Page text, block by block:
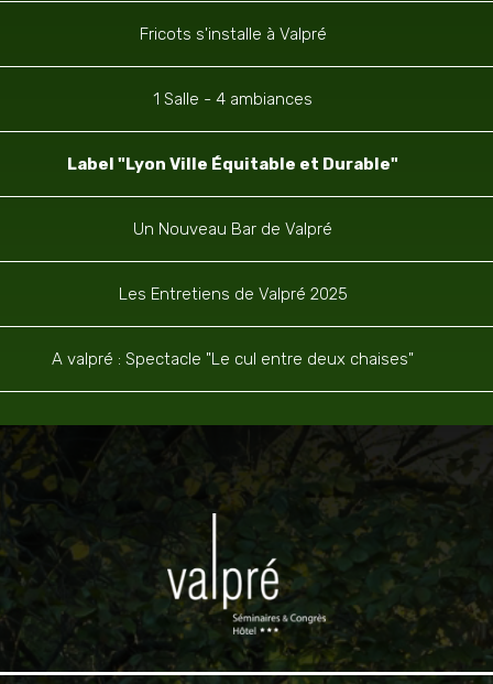
Fricots s'installe à Valpré
1 Salle - 4 ambiances
Label "Lyon Ville Équitable et Durable"
Un Nouveau Bar de Valpré
Les Entretiens de Valpré 2025
A valpré : Spectacle "Le cul entre deux chaises"